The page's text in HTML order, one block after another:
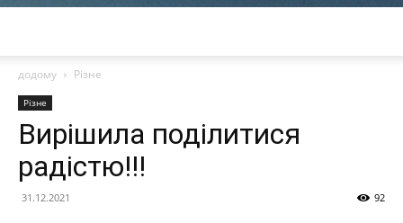
додому
Різне
Різне
Вирішила поділитися
радістю!!!
31.12.2021 92